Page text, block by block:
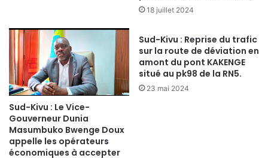
18 juillet 2024
Sud-Kivu : Le Vice-
Gouverneur Dunia
Masumbuko Bwenge Doux
appelle les opérateurs
économiques à accepter
Sud-Kivu : Reprise du trafic
sur la route de déviation en
amont du pont KAKENGE
situé au pk98 de la RN5.
23 mai 2024